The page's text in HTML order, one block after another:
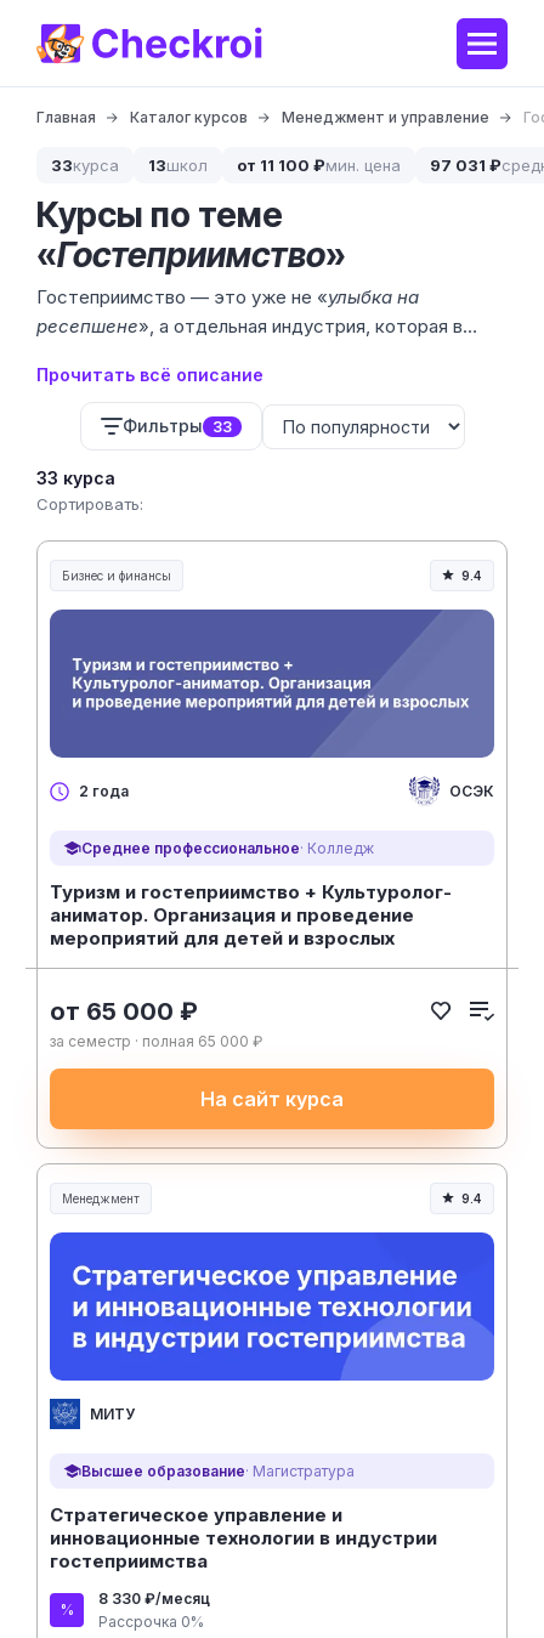
Главная Каталог курсов Менеджмент и управление
33курса 13школ от 11 100 ₽мин. цена 97 031 ₽
Курсы по теме
«Гостеприимство»
Гостеприимство — это уже не «улыбка на
ресепшене», а отдельная индустрия, которая в
оборота. Глэмпинги, бутик-отели, авторские
рестораны, апарт-комплексы — все они
конкурируют за гостя сервисом, а не интерьером. И
всем нужны люди, которые умеют этим управлять.
Прочитать всё описание
Фильтры 33
33 курса
Сортировать:
Бизнес и финансы 9.4
2 года ОСЭК
Среднее профессиональное· Колледж
Туризм и гостеприимство + Культуролог-
аниматор. Организация и проведение
мероприятий для детей и взрослых
от 65 000 ₽
за семестр · полная 65 000 ₽
На сайт курса
Менеджмент
Менеджмент и управление
9.4
МИТУ
Высшее образование· Магистратура
Стратегическое управление и
инновационные технологии в индустрии
гостеприимства
8 330 ₽/месяц
Рассрочка 0%